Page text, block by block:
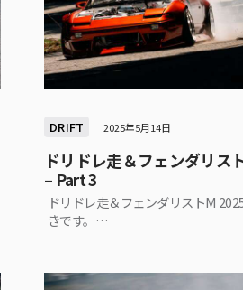
DRIFT 2025年5月14日
ドリドレ走＆フェンダリス
– Part 3
ドリドレ走＆フェンダリストM
きです。…